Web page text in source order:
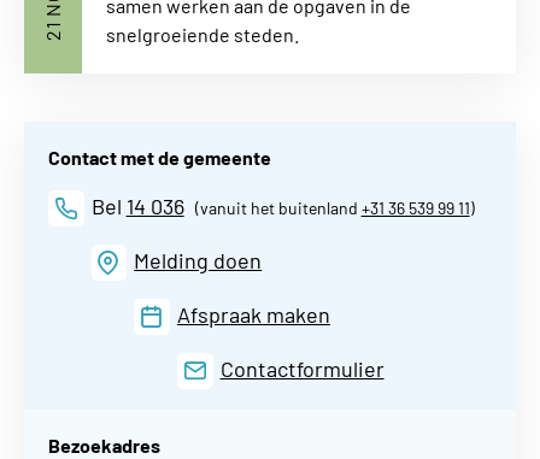
samen werken aan de opgaven in de
snelgroeiende steden.
Contact met de gemeente
Bel 14 036(vanuit het buitenland +31 36 539 99 11)
Melding doen
Afspraak maken
Contactformulier
Bezoekadres